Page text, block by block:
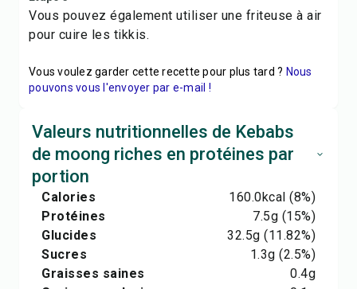
Vous pouvez également utiliser une friteuse à air
pour cuire les tikkis.
Vous voulez garder cette recette pour plus tard ? Nous
pouvons vous l'envoyer par e-mail !
Valeurs nutritionnelles de Kebabs
de moong riches en protéines par
portion
Calories 160.0kcal (8%)
Protéines
7.5g (15%)
Glucides
32.5g (11.82%)
Sucres
1.3g (2.5%)
Graisses saines
0.4g